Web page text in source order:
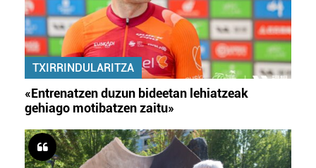
TXIRRINDULARITZA
«Entrenatzen duzun bideetan lehiatzeak
gehiago motibatzen zaitu»